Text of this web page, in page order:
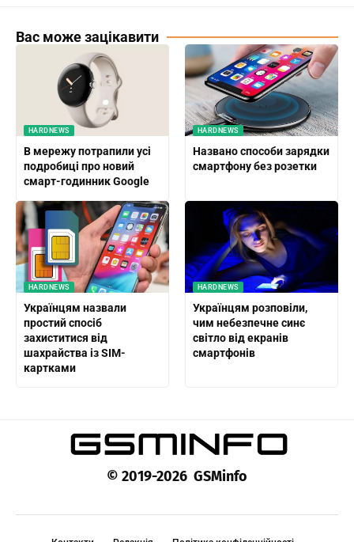
Вас може зацікавити
HARDNEWS
В мережу потрапили усі
подробиці про новий
смарт-годинник Google
HARDNEWS
Названо способи зарядки
смартфону без розетки
HARDNEWS
Українцям назвали
простий спосіб
захиститися від
шахрайства із SIM-
картками
HARDNEWS
Українцям розповіли,
чим небезпечне синє
світло від екранів
смартфонів
© 2019-2026 GSMinfo